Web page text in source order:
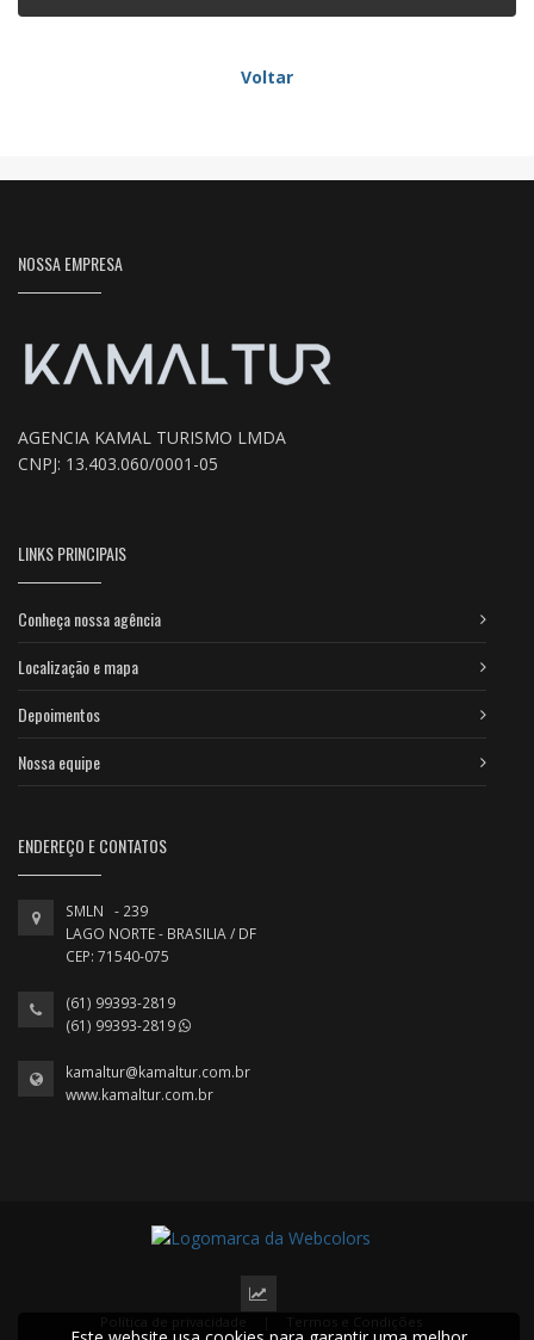
Voltar
NOSSA EMPRESA
AGENCIA KAMAL TURISMO LMDA
CNPJ: 13.403.060/0001-05
LINKS PRINCIPAIS
Conheça nossa agência
Localização e mapa
Depoimentos
Nossa equipe
ENDEREÇO E CONTATOS
SMLN - 239
LAGO NORTE - BRASILIA / DF
CEP: 71540-075
(61) 99393-2819
(61) 99393-2819
kamaltur@kamaltur.com.br
www.kamaltur.com.br